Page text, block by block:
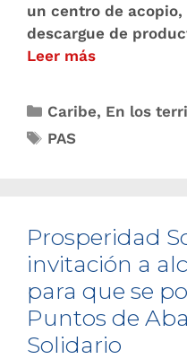
un centro de acopio,
descargue de
Leer más
Caribe, En los
PAS
Prosperidad
invitación a
para que se
Puntos de
Solidario